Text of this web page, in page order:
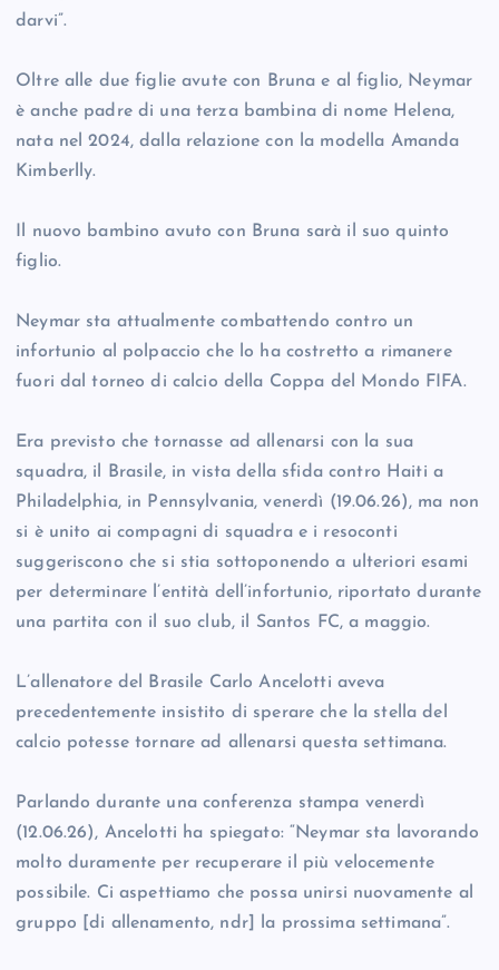
darvi”.
Oltre alle due figlie avute con Bruna e al figlio, Neymar
è anche padre di una terza bambina di nome Helena,
nata nel 2024, dalla relazione con la modella Amanda
Kimberlly.
Il nuovo bambino avuto con Bruna sarà il suo quinto
figlio.
Neymar sta attualmente combattendo contro un
infortunio al polpaccio che lo ha costretto a rimanere
fuori dal torneo di calcio della Coppa del Mondo FIFA.
Era previsto che tornasse ad allenarsi con la sua
squadra, il Brasile, in vista della sfida contro Haiti a
Philadelphia, in Pennsylvania, venerdì (19.06.26), ma non
si è unito ai compagni di squadra e i resoconti
suggeriscono che si stia sottoponendo a ulteriori esami
per determinare l’entità dell’infortunio, riportato durante
una partita con il suo club, il Santos FC, a maggio.
L’allenatore del Brasile Carlo Ancelotti aveva
precedentemente insistito di sperare che la stella del
calcio potesse tornare ad allenarsi questa settimana.
Parlando durante una conferenza stampa venerdì
(12.06.26), Ancelotti ha spiegato: “Neymar sta lavorando
molto duramente per recuperare il più velocemente
possibile. Ci aspettiamo che possa unirsi nuovamente al
gruppo [di allenamento, ndr] la prossima settimana”.